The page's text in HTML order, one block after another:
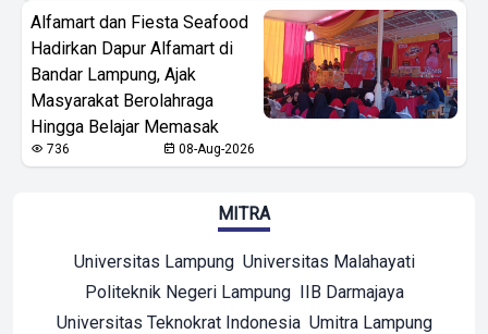
Alfamart dan Fiesta Seafood
Hadirkan Dapur Alfamart di
Bandar Lampung, Ajak
Masyarakat Berolahraga
Hingga Belajar Memasak
736 08-Aug-2026
MITRA
Universitas Lampung Universitas Malahayati
Politeknik Negeri Lampung IIB Darmajaya
Universitas Teknokrat Indonesia Umitra Lampung